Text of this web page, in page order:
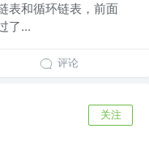
表和循环链表，前面
了...
评论
关注